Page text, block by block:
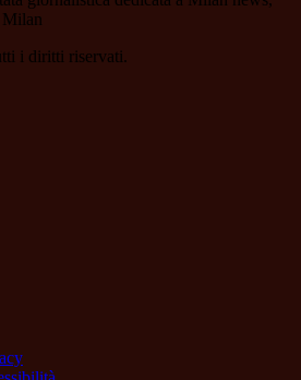
Milan
i diritti riservati.